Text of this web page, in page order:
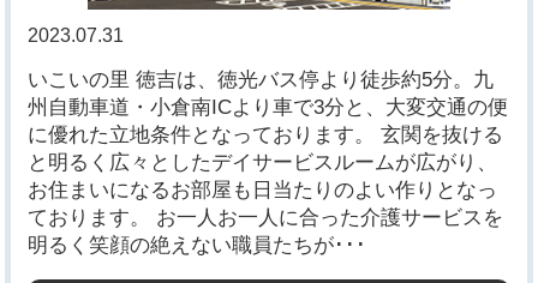
2023.07.31
いこいの里 徳吉は、徳光バス停より徒歩約5分。九
州自動車道・小倉南ICより車で3分と、大変交通の便
に優れた立地条件となっております。 玄関を抜ける
と明るく広々としたデイサービスルームが広がり、
お住まいになるお部屋も日当たりのよい作りとなっ
ております。 お一人お一人に合った介護サービスを
明るく笑顔の絶えない職員たちが･･･